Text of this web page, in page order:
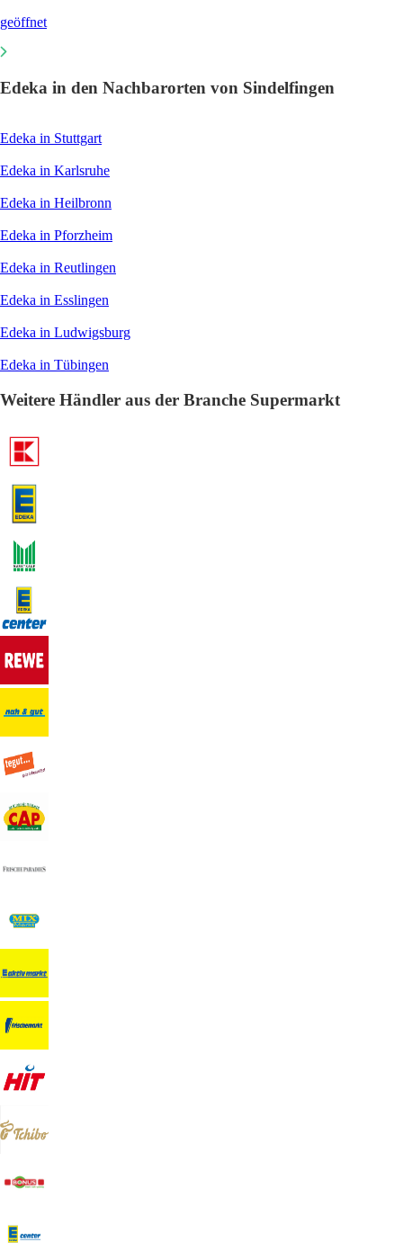
geöffnet
Edeka in den Nachbarorten von Sindelfingen
Edeka in Stuttgart
Edeka in Karlsruhe
Edeka in Heilbronn
Edeka in Pforzheim
Edeka in Reutlingen
Edeka in Esslingen
Edeka in Ludwigsburg
Edeka in Tübingen
Weitere Händler aus der Branche Supermarkt